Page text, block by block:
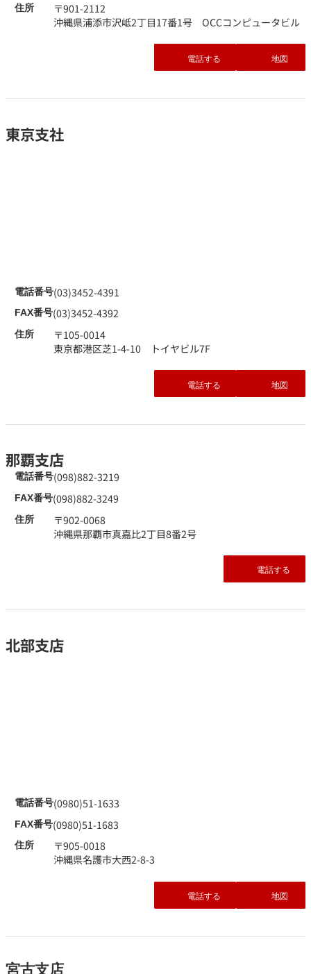
住所
〒901-2112
沖縄県浦添市沢岻2丁目17番1号 OCCコンピュータビル
電話する 地図
東京支社
電話番号(03)3452-4391
FAX番号(03)3452-4392
住所
〒105-0014
東京都港区芝1-4-10 トイヤビル7F
電話する 地図
那覇支店
電話番号(098)882-3219
FAX番号(098)882-3249
住所
〒902-0068
沖縄県那覇市真嘉比2丁目8番2号
電話する
北部支店
電話番号(0980)51-1633
FAX番号(0980)51-1683
住所
〒905-0018
沖縄県名護市大西2-8-3
電話する 地図
宮古支店